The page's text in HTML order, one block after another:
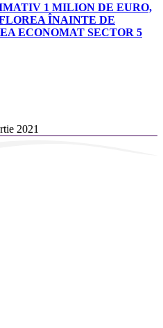
1 MILION DE EURO,
ÎNAINTE DE
ECONOMAT SECTOR 5
2021